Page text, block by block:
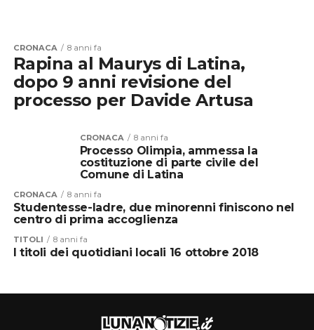
CRONACA 8 anni fa
Rapina al Maurys di Latina,
dopo 9 anni revisione del
processo per Davide Artusa
CRONACA 8 anni fa
Processo Olimpia, ammessa la
costituzione di parte civile del
Comune di Latina
CRONACA 8 anni fa
Studentesse-ladre, due minorenni finiscono nel
centro di prima accoglienza
TITOLI 8 anni fa
I titoli dei quotidiani locali 16 ottobre 2018